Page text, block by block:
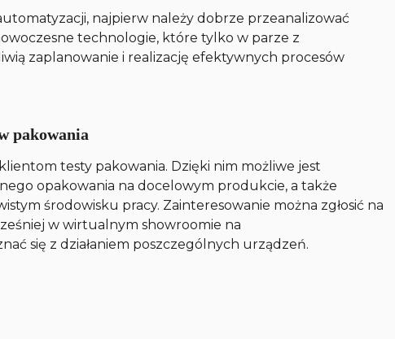
najpierw należy dobrze przeanalizować
technologie, które tylko w parze z
zaplanowanie i realizację efektywnych procesów
pakowania
testy pakowania. Dzięki nim możliwe jest
opakowania na docelowym produkcie, a także
środowisku pracy. Zainteresowanie można zgłosić na
w wirtualnym showroomie na
się z działaniem poszczególnych urządzeń.